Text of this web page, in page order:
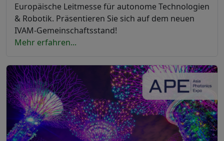
Europäische Leitmesse für autonome Technologien
& Robotik. Präsentieren Sie sich auf dem neuen
IVAM-Gemeinschaftsstand!
Mehr erfahren...